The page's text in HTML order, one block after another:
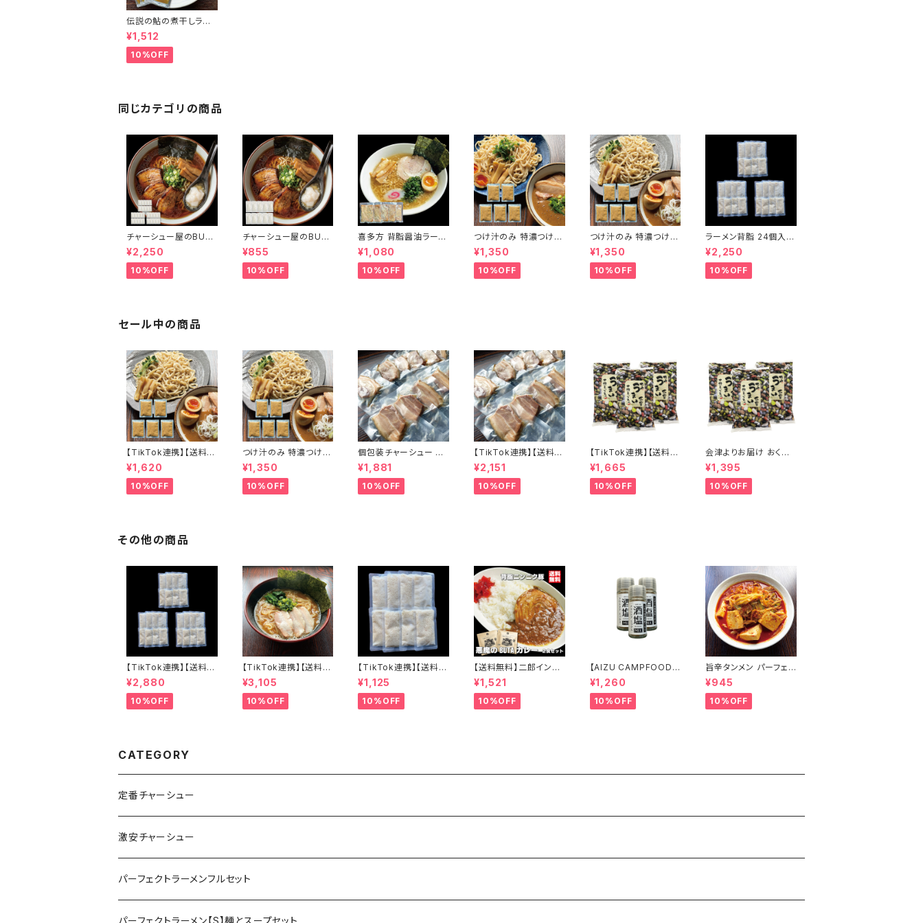
伝説の鮎の煮干しラー
メン スープのみ5食セッ
ト 淡口醤油 パーフェク
トラーメン 国産鮎 鮎煮
干し香味油 希少ラーメ
¥1,512
10%OFF
同じカテゴリの商品
チャーシュー屋のBUTA
アブラ 50g×30袋 個包
装 豚ラード 炒飯 野菜
炒め 煮物 ラーメン 背
脂 常温 長期保存 会津
¥2,250
10%OFF
チャーシュー屋のBUTA
アブラ 50g×10袋 個包
装 豚ラード 炒飯 野菜
炒め 煮物 ラーメン 背
脂 常温 長期保存 会津
¥855
10%OFF
喜多方 背脂醤油ラーメ
ンスープのみ5食セット
こってり系 140g大容量
エキスなどは極力控え
たパーフェクトラーメン
¥1,080
10%OFF
つけ汁のみ 特濃つけ麺
極にぼしスープ ５個セ
ット お店クオリティー
つけ麺タレ 大量煮干し
魚粉 常温 スープのみ
¥1,350
10%OFF
つけ汁のみ 特濃つけ麺
魚介豚骨スープ ５個セ
ット お店クオリティー
つけ麺タレ 濃厚醤油豚
骨 魚粉 常温 スープの
¥1,350
10%OFF
ラーメン背脂 24個入
常温保存可能 賞味期限
1年 国産豚 ラーメン二
郎インスパイア 個包装
レトルト 背脂ラーメン
¥2,250
10%OFF
セール中の商品
【TikTok連携】【送料無
料】つけ汁のみ 特濃つ
け麺 魚介豚骨スープ ５
個セット お店クオリティ
ー つけ麺タレ 濃厚醤
¥1,620
10%OFF
つけ汁のみ 特濃つけ麺
魚介豚骨スープ ５個セ
ット お店クオリティー
つけ麺タレ 濃厚醤油豚
骨 魚粉 常温 スープの
¥1,350
10%OFF
個包装チャーシュー 中
厚切り380g（11枚-18
枚） 訳あり レトルト イ
ンスタントラーメン具材
アウトドアにも
¥1,881
10%OFF
【TikTok連携】【送料無
料】個包装チャーシュー
中厚切り380g（11枚-1
8枚） 訳あり レトルト イ
ンスタントラーメン具材
¥2,151
10%OFF
【TikTok連携】【送料無
料】会津よりお届け おく
や うまいお豆十種ミッ
クス3個セット
¥1,665
10%OFF
会津よりお届け おく
や うまいお豆十種ミッ
クス3個セット
¥1,395
10%OFF
その他の商品
【TikTok連携】【送料無
料】ラーメン背脂 24個
入 常温保存可能 賞味
期限1年 国産豚 ラーメ
ン二郎インスパイア 個
ド館
¥2,880
10%OFF
【TikTok連携】【送料無
料】横浜醤油豚骨ラーメ
ン パーフェクトラーメン
IE-K【S】6食セット 麺と
スープセット 家系ラーメ
¥3,105
10%OFF
【TikTok連携】【送料無
料】ラーメン背脂 8個入
常温保存可能 賞味期限
1年 国産豚 ラーメン二
郎インスパイア 個包装
¥1,125
10%OFF
【送料無料】二郎インス
パイア 悪魔のBUTAカ
レー 2食セット 中辛 背
脂ニンニク 巨大チャー
シュー こってり レトルト
¥1,521
10%OFF
【AIZU CAMPFOOD】
酒塩アウトドアミックス
×3本セット
¥1,260
10%OFF
旨辛タンメン パーフェク
トラーメンKARAMISO
2食セット 濃厚辛味噌ラ
ーメン 160g大容量 生
麺 豚骨味噌 辛ラーメン
¥945
10%OFF
CATEGORY
定番チャーシュー
激安チャーシュー
パーフェクトラーメンフルセット